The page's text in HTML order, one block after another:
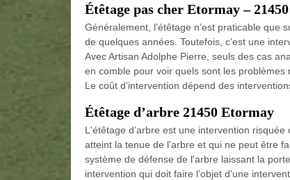
Étêtage pas cher Etormay – 21450
Généralement, l’étêtage n’est praticable que
de quelques années. Toutefois, c’est une
Avec Artisan Adolphe Pierre, seuls des cas
en comble pour voir quels sont les
Le coût d’intervention dépend des
Étêtage d’arbre 21450 Etormay
L'étêtage d’arbre est une intervention
atteint la tenue de l'arbre et qui ne peut être
système de défense de l'arbre laissant la
intervention qui doit faire l’objet d’une